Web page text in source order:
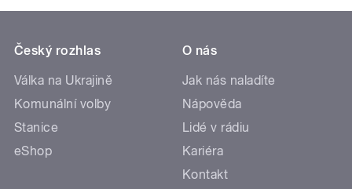
Český rozhlas
Válka na Ukrajině
Komunální volby
Stanice
eShop
O nás
Jak nás naladíte
Nápověda
Lidé v rádiu
Kariéra
Kontakt